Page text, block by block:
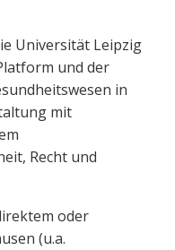
Universität Leipzig
und der
in
mit
Recht und
oder
(u.a.